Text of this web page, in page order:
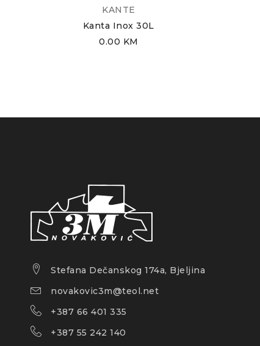
KANTE
Kanta Inox 30L
0.00 KM
Stefana Dečanskog 174a, Bjeljina
novakovic3m@teol.net
+387 66 401 335
+387 55 242 140